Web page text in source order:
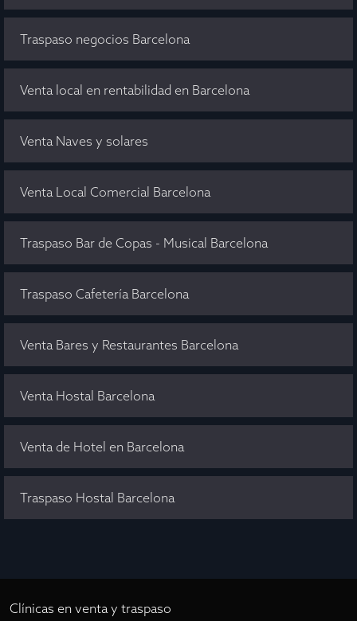
Traspaso negocios Barcelona
Venta local en rentabilidad en Barcelona
Venta Naves y solares
Venta Local Comercial Barcelona
Traspaso Bar de Copas - Musical Barcelona
Traspaso Cafetería Barcelona
Venta Bares y Restaurantes Barcelona
Venta Hostal Barcelona
Venta de Hotel en Barcelona
Traspaso Hostal Barcelona
Clínicas en venta y traspaso